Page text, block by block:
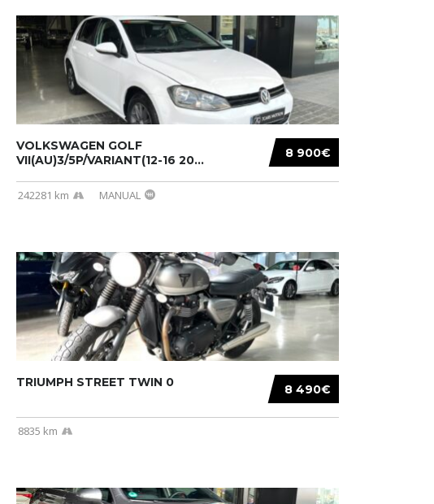
8 900€
VOLKSWAGEN GOLF
VII(AU)3/5P/VARIANT(12-16 20...
242281 km MANUAL
8 490€
TRIUMPH STREET TWIN 0
8835 km